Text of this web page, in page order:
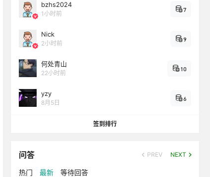
bzhs2024
1小时前
7
Nick
2小时前
9
何处青山
22小时前
10
yzy
8月5日
6
签到排行
问答 PREV NEXT
热门 最新 等待回答